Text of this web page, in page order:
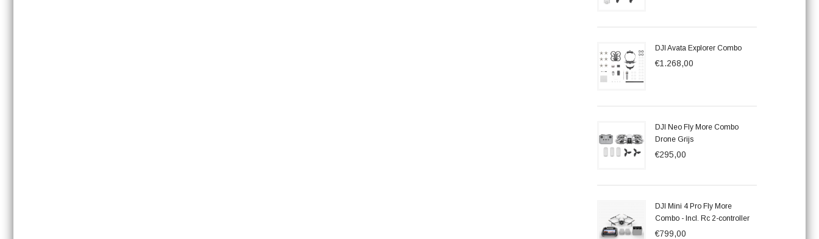
DJI Avata Explorer Combo
€1.268,00
DJI Neo Fly More Combo
Drone Grijs
€295,00
DJI Mini 4 Pro Fly More
Combo - Incl. Rc 2-controller
€799,00